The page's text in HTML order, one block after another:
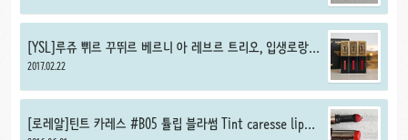
[YSL]루쥬 쀠르 꾸뛰르 베르니 아 레브르 트리오, 입생로랑
립틴트 3종 세트(7호, 9호, 12호) 발색
2017.02.22
[로레알]틴트 카레스 #B05 튤립 블라썸 Tint caresse lip